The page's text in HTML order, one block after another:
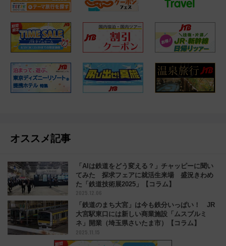
オススメ記事
「AIは鉄道をどう変える？」チャッピーに聞い
てみた 探求フェアに就活生来場 盛況きわめ
た「鉄道技術展2025」【コラム】
2025.12.06
「鉄道のまち大宮」は今も鉄分いっぱい！ JR
大宮駅東口には新しい商業施設「ムスブルミ
ネ」開業（埼玉県さいたま市）【コラム】
2025.11.15